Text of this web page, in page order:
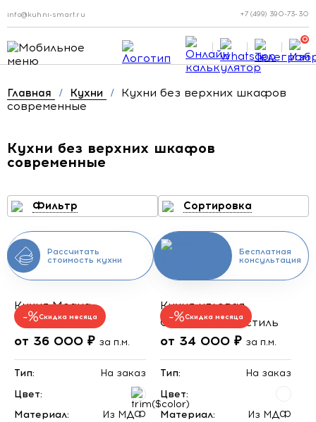
info@kuhni-smart.ru +7 (499) 390-73-30
0
Главная / Кухни /
Кухни без верхних шкафов
современные
Кухни без верхних шкафов
современные
Фильтр Сортировка
Рассчитать
стоимость кухни
Бесплатная
консультация
Скидка месяца
Кухня Моана
от 36 000 ₽ за п.м.
Тип:
На заказ
Цвет:
Материал:
Из МДФ
Скидка месяца
Кухня угловая
Современный стиль
от 34 000 ₽ за п.м.
Тип:
На заказ
Цвет:
Материал:
Из МДФ